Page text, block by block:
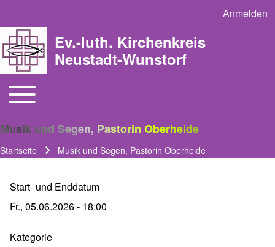
User
Anmelden
Ev.-luth. Kirchenkreis
Neustadt-Wunstorf
Main navigation
Toggle main menu
Musik und Segen, Pastorin Oberheide
Pfadnavigation
Startseite Musik und Segen, Pastorin Oberheide
Start- und Enddatum
Fr., 05.06.2026 - 18:00
Kategorie